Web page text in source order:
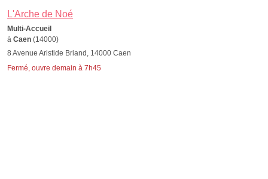
L'Arche de Noé
Multi-Accueil
à Caen (14000)
8 Avenue Aristide Briand, 14000 Caen
Fermé, ouvre demain à 7h45